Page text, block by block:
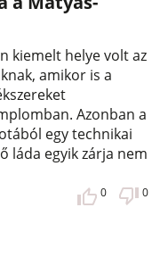
kiemelt helye volt az
amikor is a
Azonban a
egy technikai
láda egyik zárja nem
0 0